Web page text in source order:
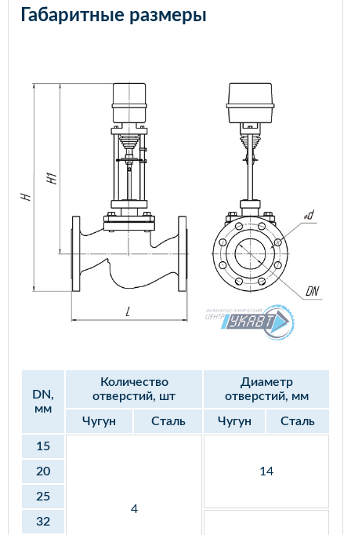
Габаритные размеры
DN,
мм
Количество
отверстий, шт
Диаметр
отверстий, мм
Чугун
Сталь Чугун
Сталь
15
4
14
20
25
32